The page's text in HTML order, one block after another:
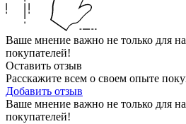
Ваше мнение важно не только для
покупателей!
Оставить отзыв
Расскажите всем о своем опыте
Добавить отзыв
Ваше мнение важно не только для
покупателей!